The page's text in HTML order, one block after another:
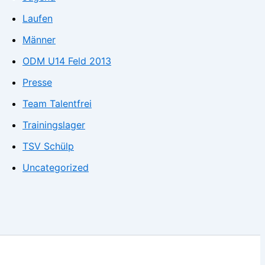
Laufen
Männer
ODM U14 Feld 2013
Presse
Team Talentfrei
Trainingslager
TSV Schülp
Uncategorized